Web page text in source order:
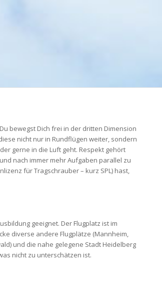
bewegst Dich frei in der dritten Dimension
nicht nur in Rundflügen weiter, sondern
gerne in die Luft geht. Respekt gehört
nach immer mehr Aufgaben parallel zu
für Tragschrauber – kurz SPL) hast,
geeignet. Der Flugplatz ist im
diverse andere Flugplätze (Mannheim,
und die nahe gelegene Stadt Heidelberg
nicht zu unterschätzen ist.